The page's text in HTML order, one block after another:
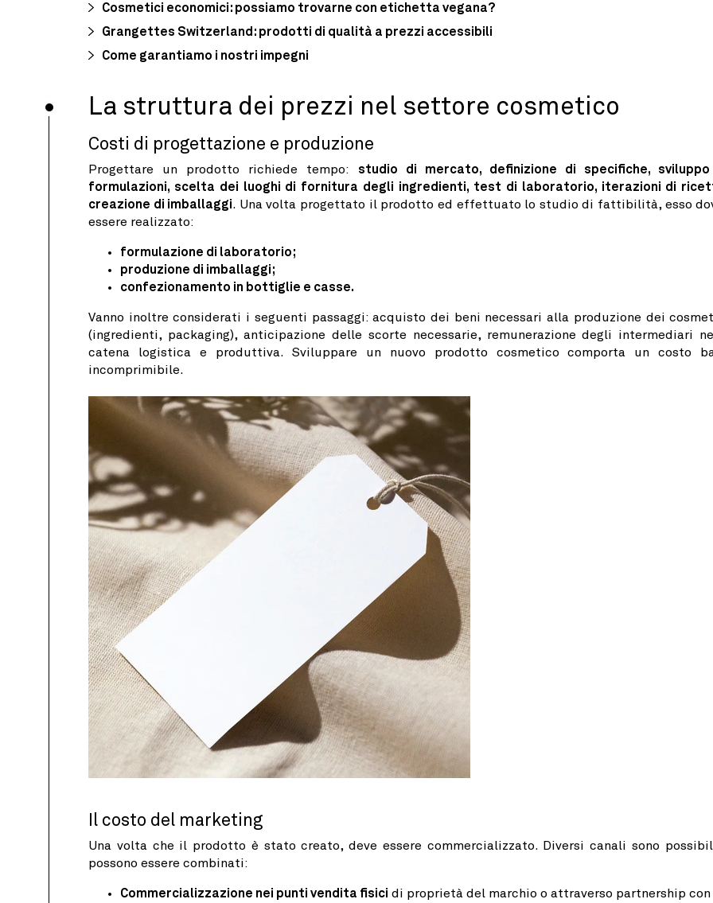
Cosmetici economici: possiamo trovarne con etichetta vegana?
Grangettes Switzerland: prodotti di qualità a prezzi accessibili
Come garantiamo i nostri impegni
La struttura dei prezzi nel settore cosmetico
Costi di progettazione e produzione
Progettare un prodotto richiede tempo: studio di mercato, definizione di specifiche,
formulazioni, scelta dei luoghi di fornitura degli ingredienti, test di laboratorio, iterazioni di
creazione di imballaggi. Una volta progettato il prodotto ed effettuato lo studio di fattibilità, esso
essere realizzato:
formulazione di laboratorio;
produzione di imballaggi;
confezionamento in bottiglie e casse.
Vanno inoltre considerati i seguenti passaggi: acquisto dei beni necessari alla produzione dei
(ingredienti, packaging), anticipazione delle scorte necessarie, remunerazione degli intermediari
catena logistica e produttiva. Sviluppare un nuovo prodotto cosmetico comporta un costo
incomprimibile.
Il costo del marketing
Una volta che il prodotto è stato creato, deve essere commercializzato. Diversi canali sono
possono essere combinati:
Commercializzazione nei punti vendita fisici di proprietà del marchio o attraverso partnership con